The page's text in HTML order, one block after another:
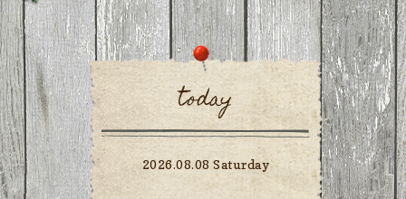
today
2026.08.08 Saturday